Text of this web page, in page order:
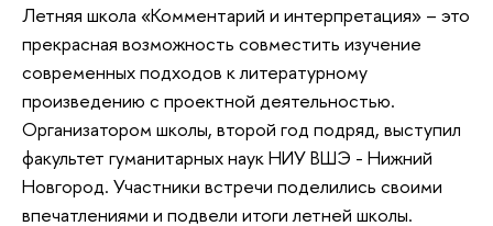
Летняя школа «Комментарий и интерпретация» – это
прекрасная возможность совместить изучение
современных подходов к литературному
произведению с проектной деятельностью.
Организатором школы, второй год подряд, выступил
факультет гуманитарных наук НИУ ВШЭ - Нижний
Новгород. Участники встречи поделились своими
впечатлениями и подвели итоги летней школы.